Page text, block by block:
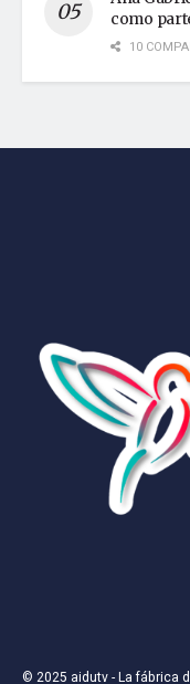
como
10
© 2025 aidutv- La fábrica